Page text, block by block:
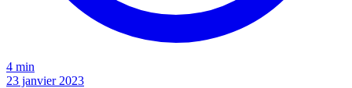
4 min
23 janvier 2023